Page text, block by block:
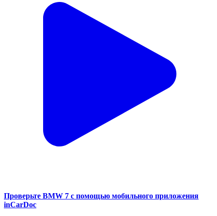
Проверьте BMW 7 с помощью мобильного приложения
inCarDoc